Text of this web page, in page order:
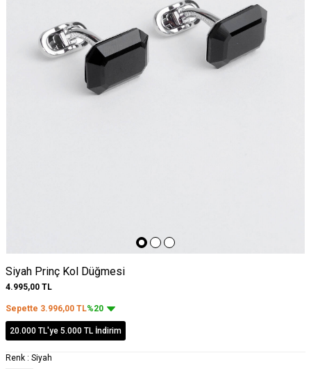
Siyah Prinç Kol Düğmesi
4.995,00 TL
Sepette 3.996,00 TL%20
20.000 TL'ye 5.000 TL İndirim
Renk : Siyah